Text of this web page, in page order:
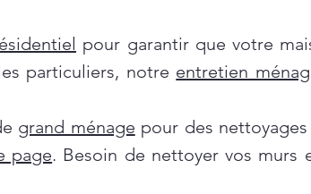
pour garantir que votre
particuliers, notre entretien
grand ménage pour des
page. Besoin de nettoyer vos murs